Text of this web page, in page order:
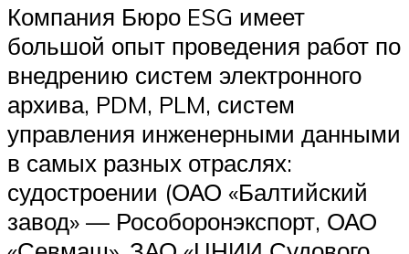
Компания Бюро ESG имеет
большой опыт проведения работ по
внедрению систем электронного
архива, PDM, PLM, систем
управления инженерными данными
в самых разных отраслях:
судостроении (ОАО «Балтийский
завод» — Рособоронэкспорт, ОАО